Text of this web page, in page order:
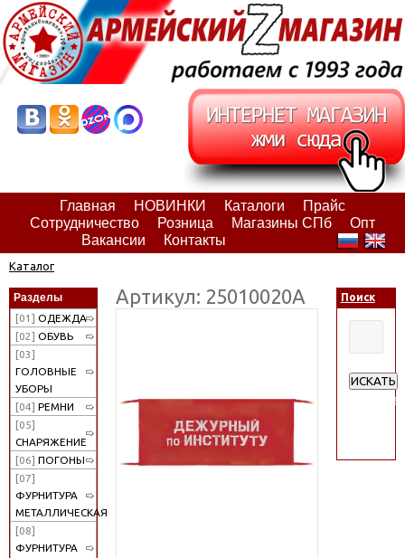
Главная НОВИНКИ Каталоги
Прайс
Сотрудничество
Розница Магазины СПб
Опт
Вакансии
Контакты
Каталог
Разделы
[01] ОДЕЖДА
[02] ОБУВЬ
[03]
ГОЛОВНЫЕ
УБОРЫ
[04] РЕМНИ
[05]
СНАРЯЖЕНИЕ
[06] ПОГОНЫ
[07]
ФУРНИТУРА
МЕТАЛЛИЧЕСКАЯ
[08]
ФУРНИТУРА
Артикул: 25010020А Поиск
ИСКАТЬ